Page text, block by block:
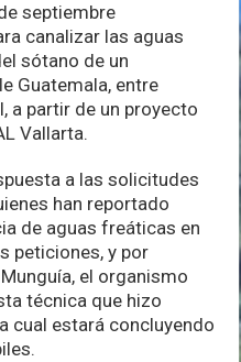
la
septiembre
canalizar las aguas
sótano de un
Guatemala, entre
a partir de un proyecto
Vallarta.
a las solicitudes
han reportado
de aguas freáticas en
peticiones, y por
el organismo
técnica que hizo
cual estará concluyendo